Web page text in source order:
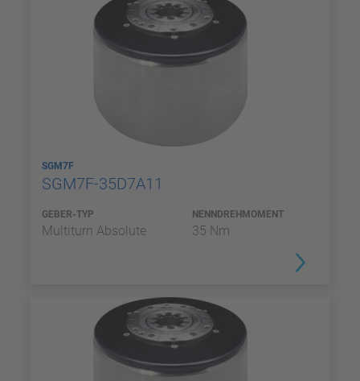
SGM7F
SGM7F-35D7A11
GEBER-TYP
Multiturn Absolute
NENNDREHMOMENT
35 Nm